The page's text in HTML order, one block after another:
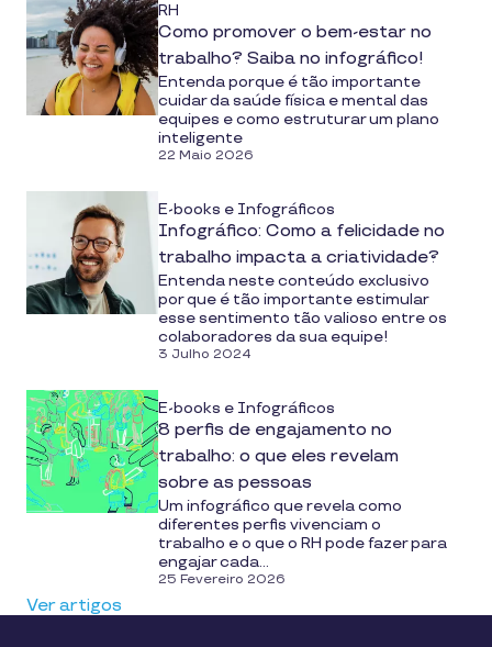
RH
Como promover o bem-estar no
trabalho? Saiba no infográfico!
Entenda porque é tão importante
cuidar da saúde física e mental das
equipes e como estruturar um plano
inteligente
22 Maio 2026
E-books e Infográficos
Infográfico: Como a felicidade no
trabalho impacta a criatividade?
Entenda neste conteúdo exclusivo
por que é tão importante estimular
esse sentimento tão valioso entre os
colaboradores da sua equipe!
3 Julho 2024
E-books e Infográficos
8 perfis de engajamento no
trabalho: o que eles revelam
sobre as pessoas
Um infográfico que revela como
diferentes perfis vivenciam o
trabalho e o que o RH pode fazer para
engajar cada...
25 Fevereiro 2026
Ver artigos